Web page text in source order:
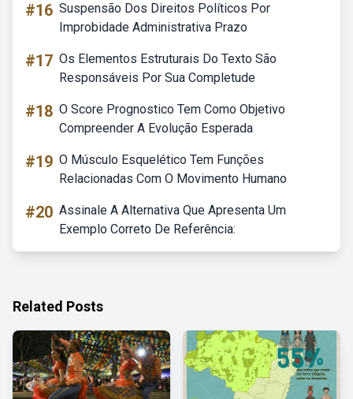
#16 Suspensão Dos Direitos Políticos Por
Improbidade Administrativa Prazo
#17 Os Elementos Estruturais Do Texto São
Responsáveis Por Sua Completude
#18 O Score Prognostico Tem Como Objetivo
Compreender A Evolução Esperada
#19 O Músculo Esquelético Tem Funções
Relacionadas Com O Movimento Humano
#20 Assinale A Alternativa Que Apresenta Um
Exemplo Correto De Referência:
Related Posts